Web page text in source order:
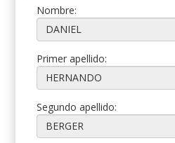
Nombre:
Primer apellido:
Segundo apellido: